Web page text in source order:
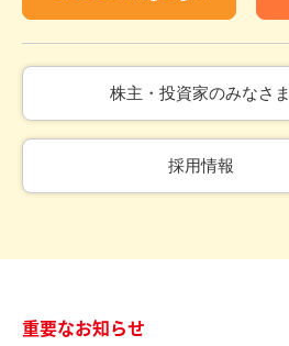
株主・投資家のみなさま
採用情報
重要なお知らせ